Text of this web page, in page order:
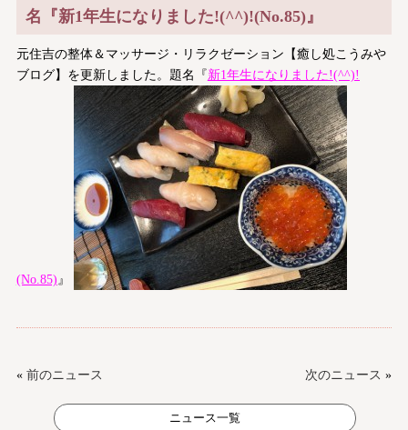
名『新1年生になりました!(^^)!(No.85)』
元住吉の整体＆マッサージ・リラクゼーション【癒し処こうみや
ブログ】を更新しました。題名『 新1年生になりました!(^^)!
(No.85)』
« 前のニュース 次のニュース »
ニュース一覧